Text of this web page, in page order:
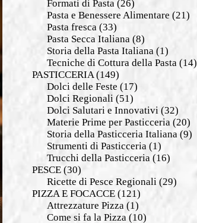
Formati di Pasta (26)
Pasta e Benessere Alimentare (21)
Pasta fresca (33)
Pasta Secca Italiana (8)
Storia della Pasta Italiana (1)
Tecniche di Cottura della Pasta (14)
PASTICCERIA(149)
Dolci delle Feste (17)
Dolci Regionali (51)
Dolci Salutari e Innovativi (32)
Materie Prime per Pasticceria (20)
Storia della Pasticceria Italiana (9)
Strumenti di Pasticceria (1)
Trucchi della Pasticceria (16)
PESCE(30)
Ricette di Pesce Regionali (29)
PIZZA E FOCACCE(121)
Attrezzature Pizza (1)
Come si fa la Pizza (10)